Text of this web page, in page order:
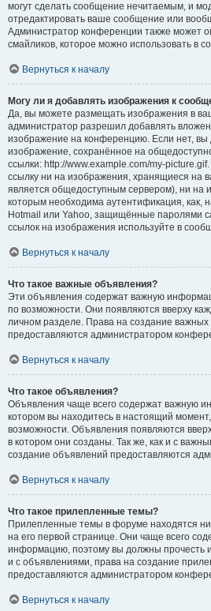
могут сделать сообщение нечитаемым, и
отредактировать ваше сообщение или
Администратор конференции также может
смайликов, которое можно использовать в
Вернуться к началу
Могу ли я добавлять изображения к
Да, вы можете размещать изображения в
администратор разрешил добавлять
изображение на конференцию. Если нет, вы
изображение, сохранённое на
ссылки: http://www.example.com/my-
ссылку ни на изображения, хранящиеся на
является общедоступным сервером), ни на
которым необходима аутентификация, как,
Hotmail или Yahoo, защищённые паролями
ссылок на изображения используйте в
Вернуться к началу
Что такое важные объявления?
Эти объявления содержат важную
по возможности. Они появляются вверху
личном разделе. Права на создание
предоставляются администратором
Вернуться к началу
Что такое объявления?
Объявления чаще всего содержат важную
котором вы находитесь в настоящий
возможности. Объявления появляются
в котором они созданы. Так же, как и с
создание объявлений предоставляются
Вернуться к началу
Что такое прилепленные темы?
Прилепленные темы в форуме находятся
на его первой странице. Они чаще всего
информацию, поэтому вы должны прочесть
и с объявлениями, права на создание
предоставляются администратором
Вернуться к началу